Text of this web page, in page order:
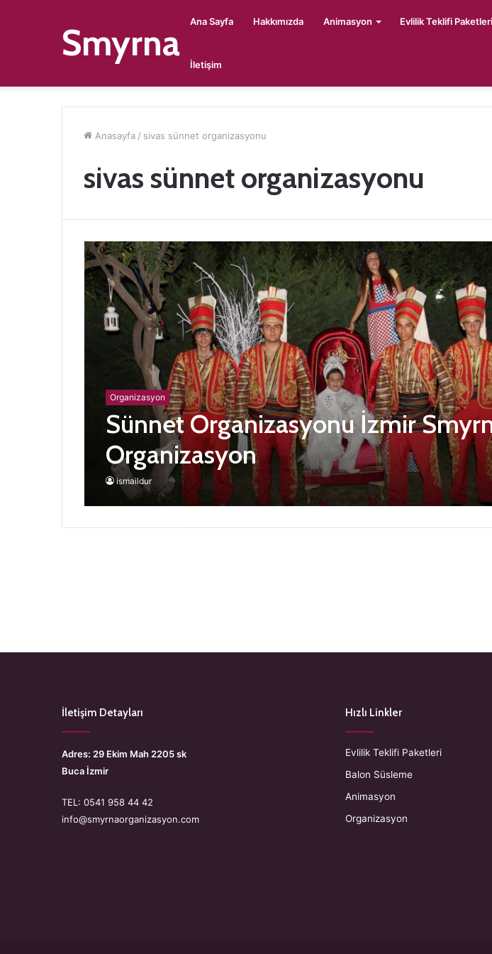
Smyrna Ana Sayfa Hakkımızda Animasyon Evlilik Teklifi Paketleri
İletişim
Anasayfa / sivas sünnet organizasyonu
sivas sünnet organizasyonu
Organizasyon
Sünnet Organizasyonu İzmir
Organizasyon
ismaildur
İletişim Detayları
Adres: 29 Ekim Mah 2205 sk
Buca İzmir
TEL: 0541 958 44 42
info@smyrnaorganizasyon.com
Hızlı Linkler
Evlilik Teklifi Paketleri
Balon Süsleme
Animasyon
Organizasyon